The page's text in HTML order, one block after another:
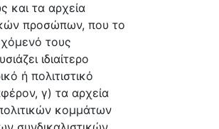
και τα αρχεία
προσώπων, που το
τους
ιδιαίτερο
ή πολιτιστικό
γ) τα αρχεία
κομμάτων